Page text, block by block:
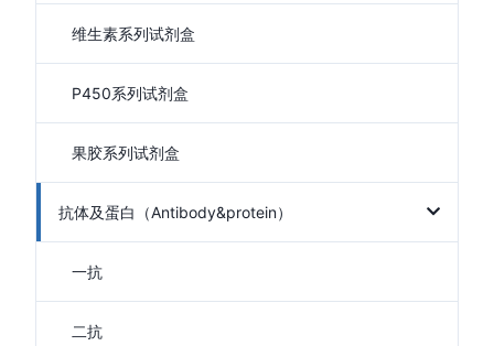
维生素系列试剂盒
P450系列试剂盒
果胶系列试剂盒
抗体及蛋白（Antibody&protein）
一抗
二抗